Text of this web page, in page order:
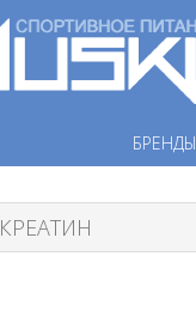
БРЕНДЫ
КРЕАТИН